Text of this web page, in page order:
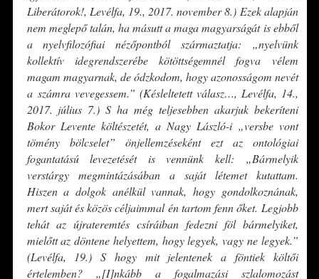
Liberátorok!, Levélfa, 19., 2017. november 8.) Ezek alapján
nem meglepő talán, ha másutt a maga magyarságát is ebből
a nyelvfilozófiai nézőpontból származtatja: „nyelvünk
kollektív idegrendszerébe kötöttségemnél fogva vélem
magam magyarnak, de ódzkodom, hogy azonosságom nevét
a számra vevegessem.” (Késleltetett válasz…, Levélfa, 14.,
2017. július 7.) S ha még teljesebben akarjuk bekeríteni
Bokor Levente költészetét, a Nagy László-i „versbe vont
tömény bölcselet” önjellemzéseként ezt az ontológiai
fogantatású levezetését is vennünk kell: „Bármelyik
verstárgy megmintázásában a saját létemet kutattam.
Hiszen a dolgok anélkül vannak, hogy gondolkoznának,
mert saját és közös céljaimmal én tartom fenn őket. Legjobb
tehát az újrateremtés csíráiban fedezni föl bármelyiket,
mielőtt az döntene helyettem, hogy legyek, vagy ne legyek.”
(Levélfa, 19.) S hogy mit jelentenek a föntiek költői
értelemben? „[I]nkább a fogalmazási szlalomozást